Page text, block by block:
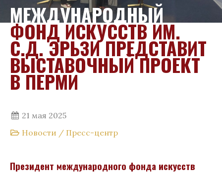
МЕЖДУНАРОДНЫЙ
ФОНД ИСКУССТВ ИМ.
С.Д. ЭРЬЗИ ПРЕДСТАВИТ
ВЫСТАВОЧНЫЙ ПРОЕКТ
В ПЕРМИ
21 мая 2025
Новости / Пресс-центр
Президент международного фонда искусств